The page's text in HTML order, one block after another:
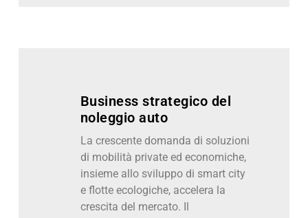
Business strategico del
noleggio auto
La crescente domanda di soluzioni
di mobilità private ed economiche,
insieme allo sviluppo di smart city
e flotte ecologiche, accelera la
crescita del mercato. Il